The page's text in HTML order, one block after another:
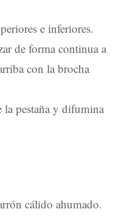
e inferiores.
de forma continua a
con la brocha
pestaña y difumina
cálido ahumado.